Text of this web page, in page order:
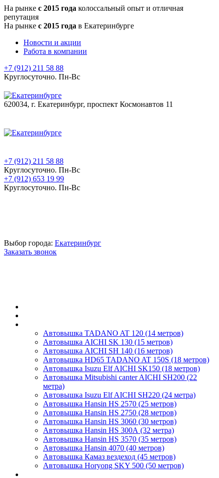
На рынке с 2015 года колоссальный опыт и отличная
репутация
На рынке с 2015 года в Екатеринбурге
Новости и акции
Работа в компании
+7 (912) 211 58 88
Круглосуточно. Пн-Вс
620034, г. Екатеринбург, проспект Космонавтов 11
+7 (912) 211 58 88
Круглосуточно. Пн-Вс
+7 (912) 653 19 99
Круглосуточно. Пн-Вс
Выбор города: Екатеринбург
Заказать звонок
Автовышка TADANO AT 120 (14 метров)
Автовышка AICHI SK 130 (15 метров)
Автовышка AICHI SH 140 (16 метров)
Автовышка HD65 TADANO AT 150S (18 метров)
Автовышка Isuzu Elf AICHI SK150 (18 метров)
Автовышка Mitsubishi canter AICHI SH200 (22
метра)
Автовышка Isuzu Elf AICHI SH220 (24 метра)
Автовышка Hansin HS 2570 (25 метров)
Автовышка Hansin HS 2750 (28 метров)
Автовышка Hansin HS 3060 (30 метров)
Автовышка Hansin HS 300А (32 метра)
Автовышка Hansin HS 3570 (35 метров)
Автовышка Hansin 4070 (40 метров)
Автовышка Камаз вездеход (45 метров)
Автовышка Horyong SKY 500 (50 метров)